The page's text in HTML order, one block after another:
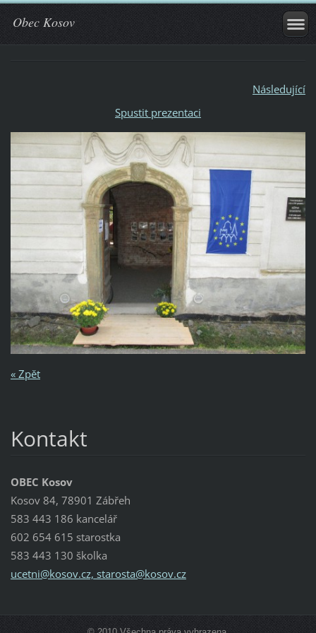
Obec Kosov
Následující
Spustit prezentaci
« Zpět
Kontakt
OBEC Kosov
Kosov 84, 78901 Zábřeh
583 443 186 kancelář
602 654 615 starostka
583 443 130 školka
ucetni@kosov.cz, starosta@kosov.cz